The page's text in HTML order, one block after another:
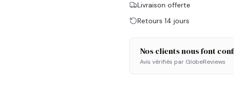
Livraison offerte
Retours 14 jours
Nos clients nous font
Avis vérifiés par GlobeReviews